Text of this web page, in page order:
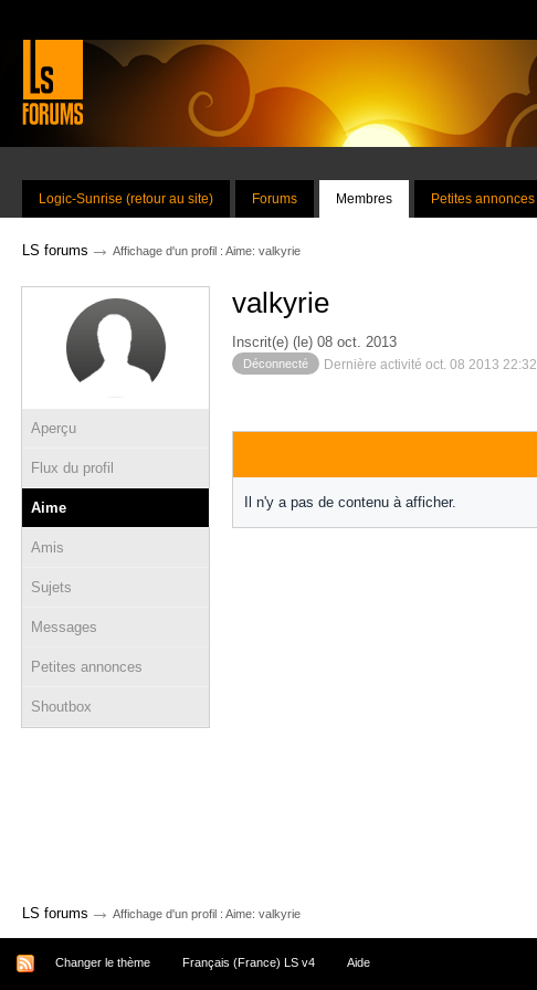
Logic-Sunrise (retour au site) Forums Membres Petites annonces
LS forums → Affichage d'un profil : Aime: valkyrie
Aperçu
Flux du profil
Aime
Amis
Sujets
Messages
Petites annonces
Shoutbox
valkyrie
Inscrit(e) (le) 08 oct. 2013
Déconnecté Dernière activité oct. 08 2013 22:32
Il n'y a pas de contenu à afficher.
LS forums → Affichage d'un profil : Aime: valkyrie
Changer le thème Français (France) LS v4 Aide